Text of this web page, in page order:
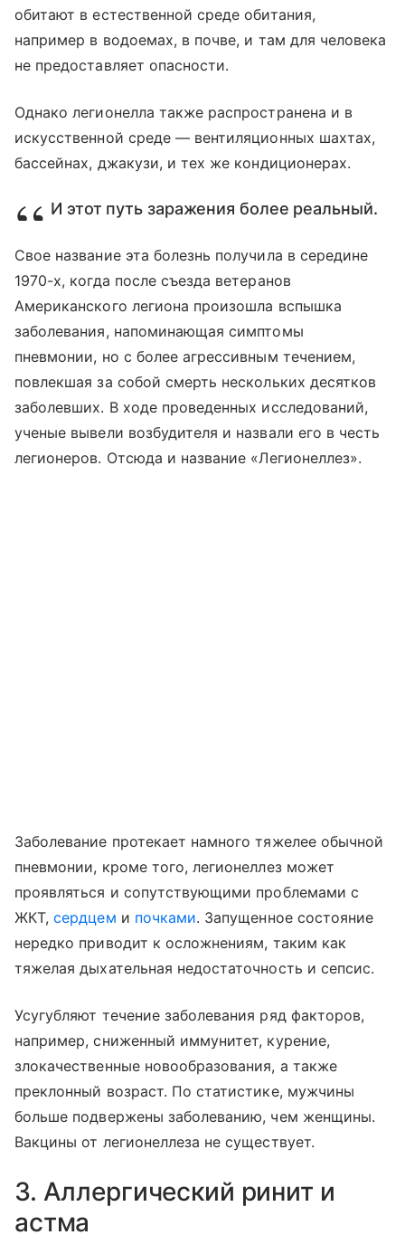
обитают в естественной среде обитания,
например в водоемах, в почве, и там для человека
не предоставляет опасности.
Однако легионелла также распространена и в
искусственной среде — вентиляционных шахтах,
бассейнах, джакузи, и тех же кондиционерах.
И этот путь заражения более реальный.
Свое название эта болезнь получила в середине
1970-х, когда после съезда ветеранов
Американского легиона произошла вспышка
заболевания, напоминающая симптомы
пневмонии, но с более агрессивным течением,
повлекшая за собой смерть нескольких десятков
заболевших. В ходе проведенных исследований,
ученые вывели возбудителя и назвали его в честь
легионеров. Отсюда и название «Легионеллез».
Заболевание протекает намного тяжелее обычной
пневмонии, кроме того, легионеллез может
проявляться и сопутствующими проблемами с
ЖКТ,сердцем и почками. Запущенное состояние
нередко приводит к осложнениям, таким как
тяжелая дыхательная недостаточность и сепсис.
Усугубляют течение заболевания ряд факторов,
например, сниженный иммунитет, курение,
злокачественные новообразования, а также
преклонный возраст. По статистике, мужчины
больше подвержены заболеванию, чем женщины.
Вакцины от легионеллеза не существует.
3. Аллергический ринит и
астма